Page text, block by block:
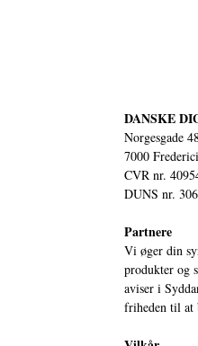
DANSKE
Norgesgade
7000
CVR nr.
DUNS nr.
Partnere
Vi øger din
produkter og
aviser i
friheden til at